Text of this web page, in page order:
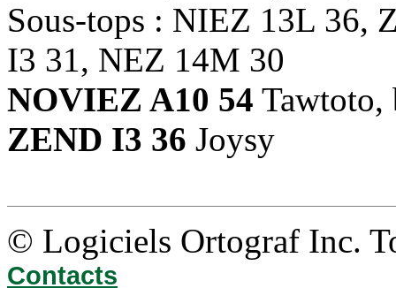
Sous-tops : NIEZ 13L 36,
I3 31, NEZ 14M 30
NOVIEZ A10 54 Tawtoto,
ZEND I3 36 Joysy
© Logiciels Ortograf Inc.
Contacts